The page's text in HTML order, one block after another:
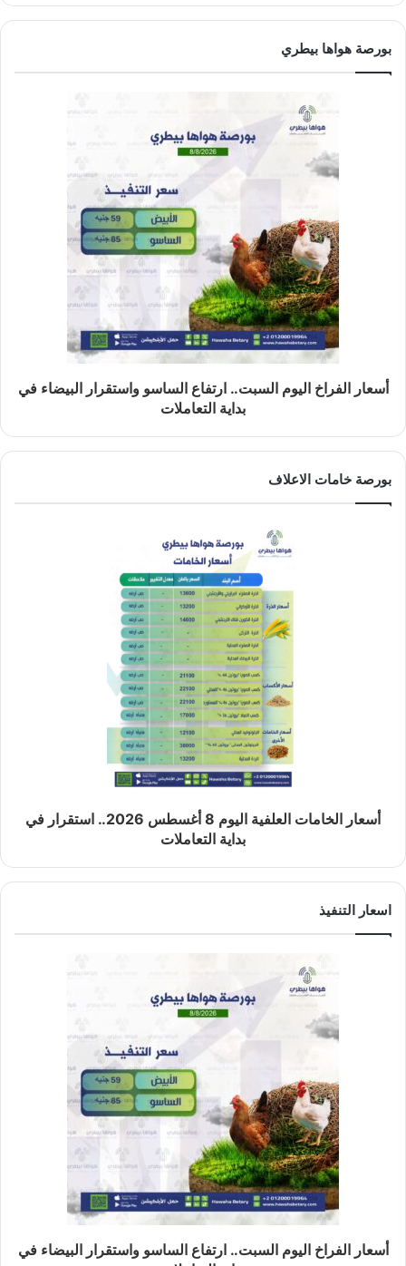
بورصة هواها بيطري
أسعار الفراخ اليوم السبت.. ارتفاع الساسو واستقرار البيضاء في
بداية التعاملات
بورصة خامات الاعلاف
أسعار الخامات العلفية اليوم 8 أغسطس 2026.. استقرار في
بداية التعاملات
اسعار التنفيذ
أسعار الفراخ اليوم السبت.. ارتفاع الساسو واستقرار البيضاء في